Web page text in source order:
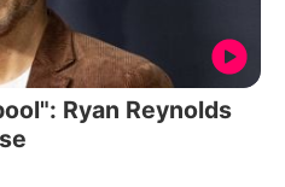
Ryan Reynolds